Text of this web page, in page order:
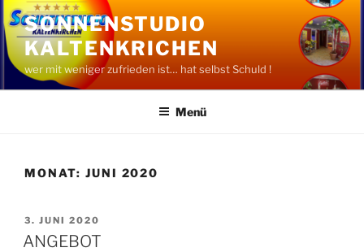
Zum
Inhalt
springen
SONNENSTUDIO
KALTENKRICHEN
wer mit weniger zufrieden ist… hat selbst Schuld !
Menü
MONAT: JUNI 2020
VERÖFFENTLICHT
AM
3. JUNI 2020
ANGEBOT